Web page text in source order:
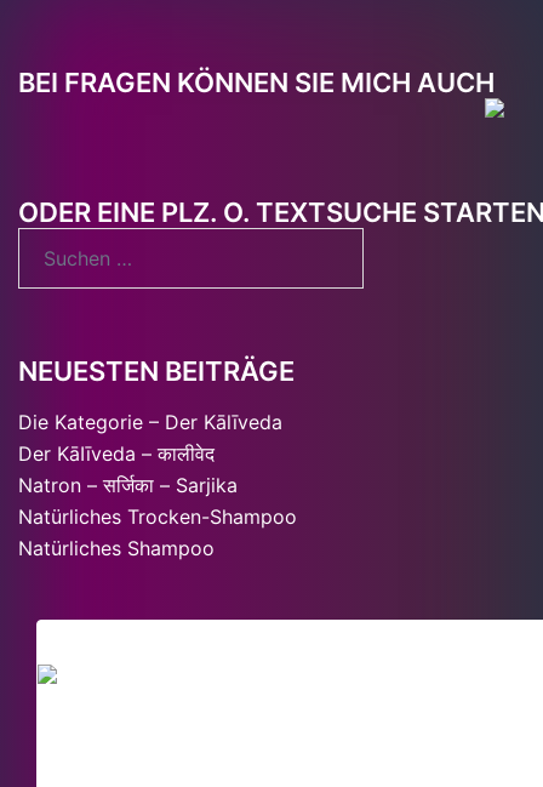
BEI FRAGEN KÖNNEN SIE MICH AUCH
ODER EINE PLZ. O. TEXTSUCHE
NEUESTEN BEITRÄGE
Die Kategorie – Der Kālīveda
Der KāIīveda – कालीवेद
Natron – सर्जिका – Sarjika
Natürliches Trocken-Shampoo
Natürliches Shampoo